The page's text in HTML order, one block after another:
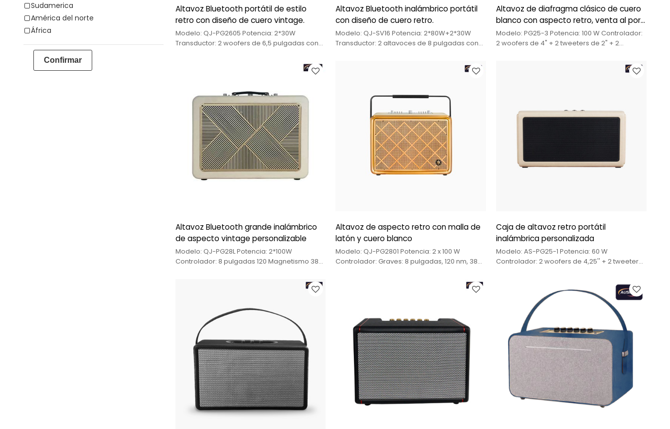
Sudamerica
América del norte
África
Confirmar
Altavoz Bluetooth portátil de estilo
retro con diseño de cuero vintage.
Modelo: QJ-PG2605 Potencia: 2*30W
Transductor: 2 woofers de 6,5 pulgadas con
tweeters de 3 pulgadas con cono de papel
magnético y 60 núcleos Batería: Batería de
Altavoz Bluetooth inalámbrico portátil
con diseño de cuero retro.
Modelo: QJ-SV16 Potencia: 2*80W+2*30W
Transductor: 2 altavoces de 8 pulgadas con
pulgadas con imán de 50 + 4 altavoces de 2
pulgadas con imán de 45 Batería: Batería de
Altavoz de diafragma clásico de cuero
blanco con aspecto retro, venta al por
mayor
Modelo: PG25-3 Potencia: 100 W Controlador:
2 woofers de 4" + 2 tweeters de 2" + 2
BT/USB/entrada auxiliar (3,5 mm) Batería:
batería de litio de 11,1 V/8000 MAH Extras: con
Altavoz Bluetooth grande inalámbrico
de aspecto vintage personalizable
Modelo: QJ-PG28L Potencia: 2*100W
Controlador: 8 pulgadas 120 Magnetismo 38
Magnetismo 13 Núcleos * 4 Tweeter Función:
Función USB/FM/Bluetooth/TWS/OTG/ÓPTICA
Altavoz de aspecto retro con malla de
latón y cuero blanco
Modelo: QJ-PG2801 Potencia: 2 x 100 W
Controlador: Graves: 8 pulgadas, 120 nm, 38
USB/FM/Bluetooth/TWS/OTG/Función óptica/2
asa/Carcasa de cuero
Caja de altavoz retro portátil
inalámbrica personalizada
Modelo: AS-PG25-1 Potencia: 60 W
Controlador: 2 woofers de 4,25'' + 2 tweeters